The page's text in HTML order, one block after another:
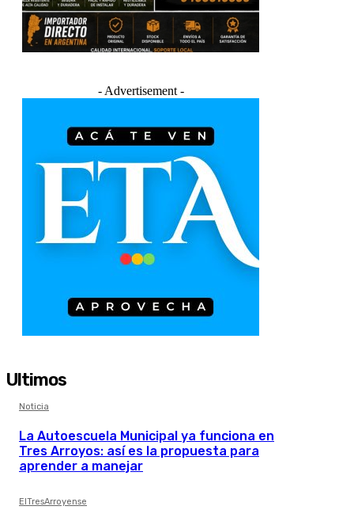
- Advertisement -
Ultimos
Noticia
La Autoescuela Municipal ya funciona en
Tres Arroyos: así es la propuesta para
aprender a manejar
ElTresArroyense